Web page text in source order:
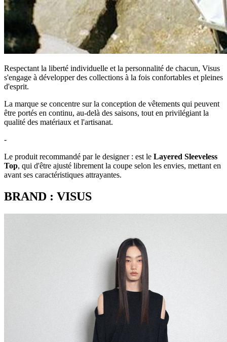
Respectant la liberté individuelle et la personnalité de chacun, Visus
s'engage à développer des collections à la fois confortables et pleines
d'esprit.
La marque se concentre sur la conception de vêtements qui peuvent
être portés en continu, au-delà des saisons, tout en privilégiant la
qualité des matériaux et l'artisanat.
-
Le produit recommandé par le designer : est le Layered Sleeveless
Top, qui d'être ajusté librement la coupe selon les envies, mettant en
avant ses caractéristiques attrayantes.
BRAND : VISUS